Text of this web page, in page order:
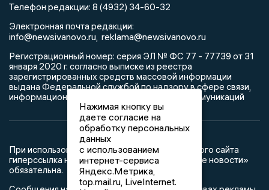
Телефон редакции: 8 (4932) 34-60-32
Электронная почта редакции:
info@newsivanovo.ru, reklama@newsivanovo.ru
Регистрационный номер: серия ЭЛ № ФС 77 - 77739 от 31
января 2020 г. согласно выписке из реестра
зарегистрированных средств массовой информации
выдана Федеральной службой по надзору в сфере связи,
информационных технологий и массовых коммуникаций
При использовании любого материала с данного сайта
гиперссылка на Сетевое издание «Ивановские новости»
обязательна.
Нажимая кнопку вы
даете согласие на
обработку персональных
данных
с использованием
интернет-сервиса
Яндекс.Метрика,
top.mail.ru, LiveInternet.